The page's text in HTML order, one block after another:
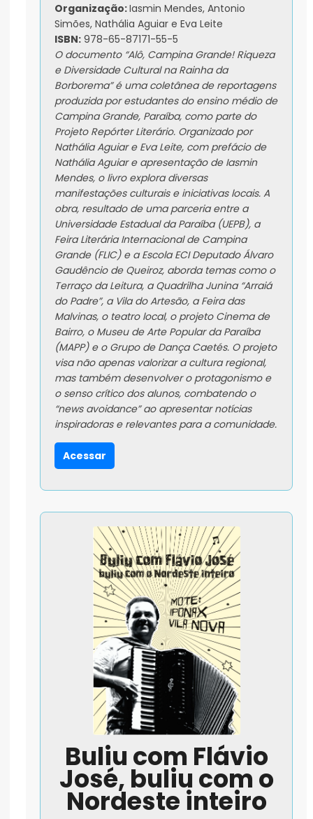
Organização:Iasmin Mendes, Antonio
Simões, Nathália Aguiar e Eva Leite
ISBN: 978-65-87171-55-5
O documento “Alô, Campina Grande! Riqueza
e Diversidade Cultural na Rainha da
Borborema” é uma coletânea de reportagens
produzida por estudantes do ensino médio de
Campina Grande, Paraíba, como parte do
Projeto Repórter Literário. Organizado por
Nathália Aguiar e Eva Leite, com prefácio de
Nathália Aguiar e apresentação de Iasmin
Mendes, o livro explora diversas
manifestações culturais e iniciativas locais. A
obra, resultado de uma parceria entre a
Universidade Estadual da Paraíba (UEPB), a
Feira Literária Internacional de Campina
Grande (FLIC) e a Escola ECI Deputado Álvaro
Gaudêncio de Queiroz, aborda temas como o
Terraço da Leitura, a Quadrilha Junina “Arraiá
do Padre”, a Vila do Artesão, a Feira das
Malvinas, o teatro local, o projeto Cinema de
Bairro, o Museu de Arte Popular da Paraíba
(MAPP) e o Grupo de Dança Caetés. O projeto
visa não apenas valorizar a cultura regional,
mas também desenvolver o protagonismo e
o senso crítico dos alunos, combatendo o
“news avoidance” ao apresentar notícias
inspiradoras e relevantes para a comunidade.
Acessar
Buliu com Flávio
José, buliu com o
Nordeste inteiro